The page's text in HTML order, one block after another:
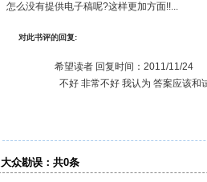
怎么没有提供电子稿呢?这样更加方面!!...
对此书评的回复:
希望读者 回复时间：2011/11/24
不好 非常不好 我认为 答案应该和
大众勘误：共0条